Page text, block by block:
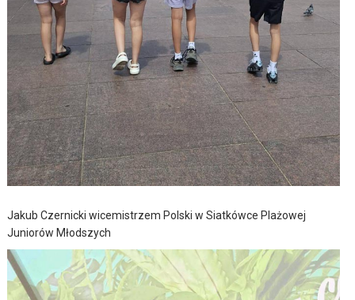
Jakub Czernicki wicemistrzem Polski w Siatkówce Plażowej
Juniorów Młodszych